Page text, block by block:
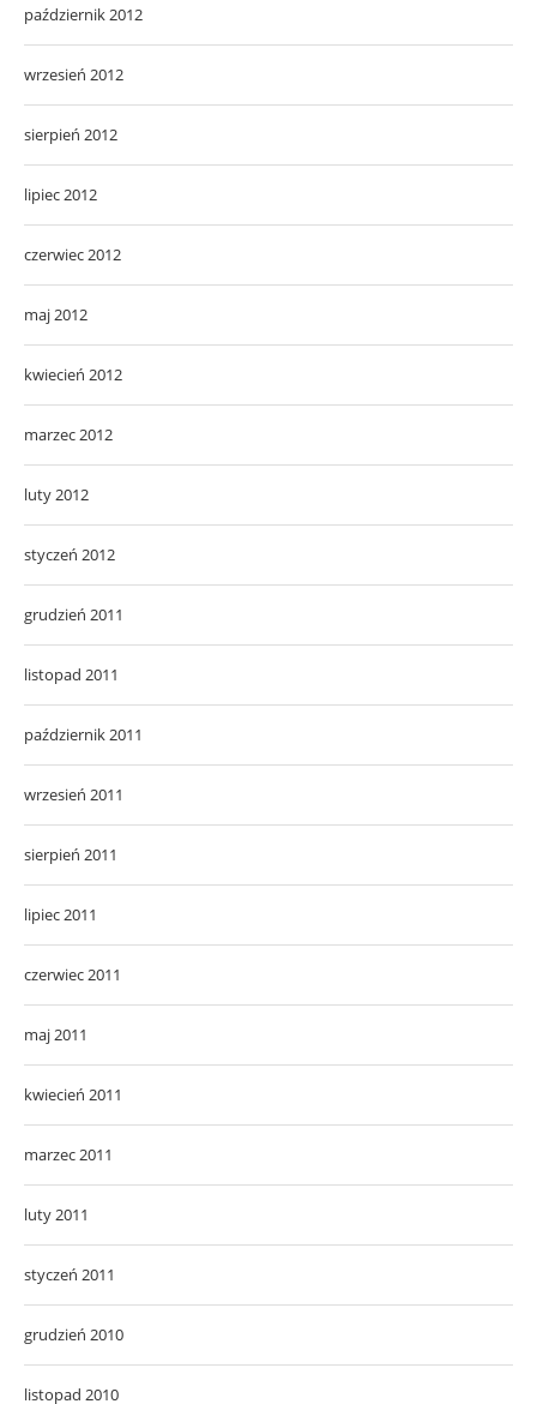
październik 2012
wrzesień 2012
sierpień 2012
lipiec 2012
czerwiec 2012
maj 2012
kwiecień 2012
marzec 2012
luty 2012
styczeń 2012
grudzień 2011
listopad 2011
październik 2011
wrzesień 2011
sierpień 2011
lipiec 2011
czerwiec 2011
maj 2011
kwiecień 2011
marzec 2011
luty 2011
styczeń 2011
grudzień 2010
listopad 2010